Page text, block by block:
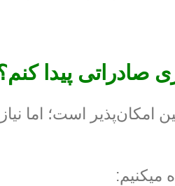
صادراتی پیدا
است؛ اما نیاز
میکنیم: